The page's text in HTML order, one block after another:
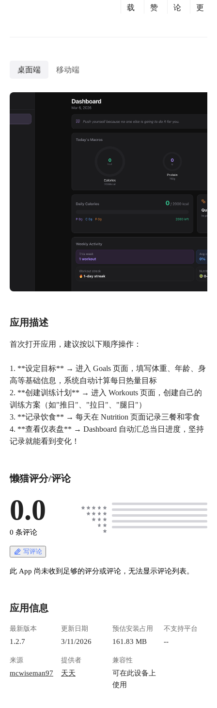
载
赞
论
更
桌面端 移动端
应用描述
首次打开应用，建议按以下顺序操作：
1. **设定目标** → 进入 Goals 页面，填写体重、年龄、身
高等基础信息，系统自动计算每日热量目标
2. **创建训练计划** → 进入 Workouts 页面，创建自己的
训练方案（如"推日"、"拉日"、"腿日"）
3. **记录饮食** → 每天在 Nutrition 页面记录三餐和零食
4. **查看仪表盘** → Dashboard 自动汇总当日进度，坚持
懒猫评分/评论
0.0
0 条评论
写评论
此 App 尚未收到足够的评分或评论，无法显示评论列表。
应用信息
最新版本
1.2.7
更新日期
3/11/2026
预估安装占用
161.83 MB
不支持平台
--
来源
mcwiseman97
提供者
天天
兼容性
可在此设备上
使用